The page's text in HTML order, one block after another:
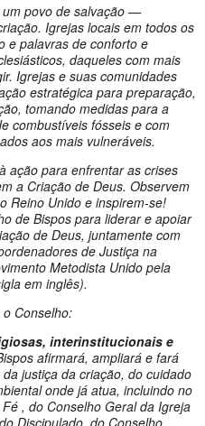
povo de salvação —
Igrejas locais em todos os
e palavras de conforto e
daqueles com mais
Igrejas e suas comunidades
estratégica para preparação,
tomando medidas para a
combustíveis fósseis e com
aos mais vulneráveis.
ação para enfrentar as crises
a Criação de Deus. Observem
Reino Unido e inspirem-se!
de Bispos para liderar e apoiar
de Deus, juntamente com
de Justiça na
Metodista Unido pela
em inglês).
Conselho:
interinstitucionais e
afirmará, ampliará e fará
justiça da criação, do cuidado
onde já atua, incluindo no
, do Conselho Geral da Igreja
Discipulado, do Conselho